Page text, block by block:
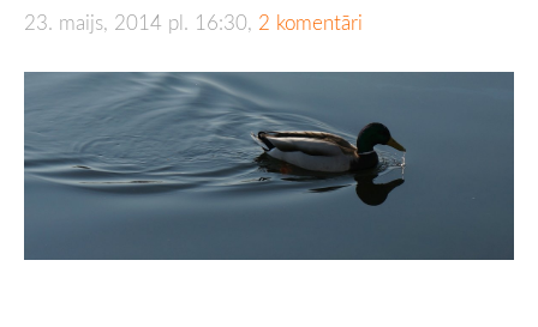
23. maijs, 2014 pl. 16:30, 2 komentāri